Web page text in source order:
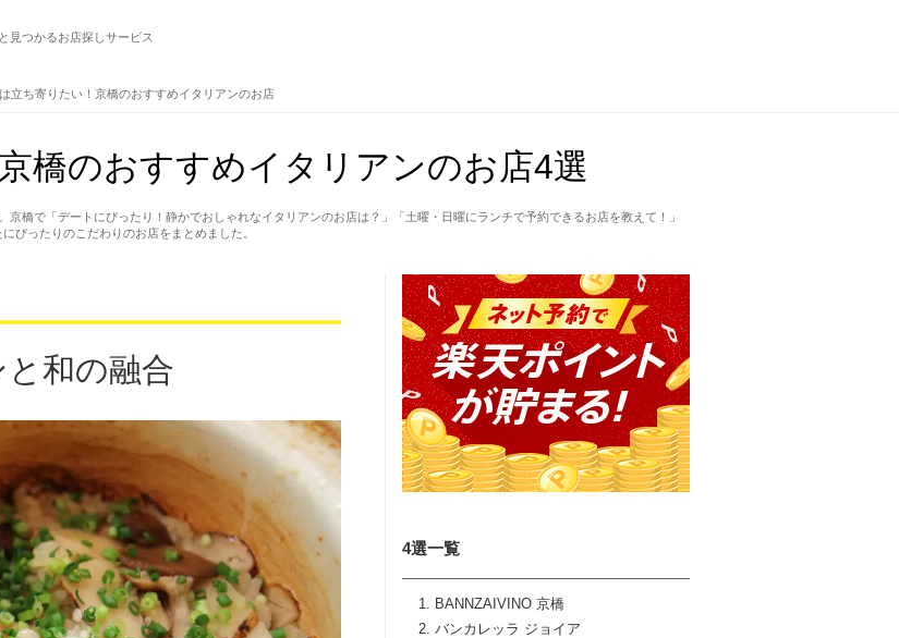
見つかるお店探しサービス
立ち寄りたい！京橋のおすすめイタリアンのお店
橋のおすすめイタリアンのお店4選
橋で「デートにぴったり！静かでおしゃれなイタリアンのお店は？」「土曜・日曜にランチで予約できるお店を教えて！」
ぴったりのこだわりのお店をまとめました。
4選一覧
BANNZAIVINO 京橋
バンカレッラ ジョイア
和の融合